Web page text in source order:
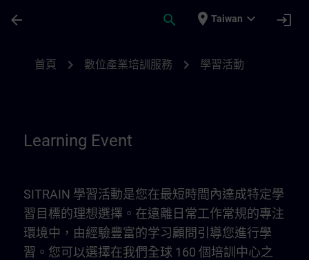
arrow_back search place Taiwan expand_more login
首頁 chevron_right 數位產業培訓服務 chevron_right 學習活動
Learning Event
SITRAIN 學習活動是您在最短時間內達成特定學
習目標的理想選擇。在遠離日常工作常規的專注
環境中，由經驗豐富的学习顧問引導您進行學
習。您可以選擇在我們全球 160 個培訓中心之